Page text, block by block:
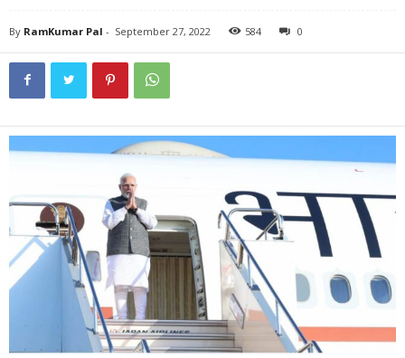
By RamKumar Pal - September 27, 2022 584 0